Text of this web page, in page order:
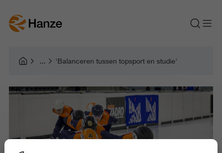
'Balanceren tussen topsport en studie'